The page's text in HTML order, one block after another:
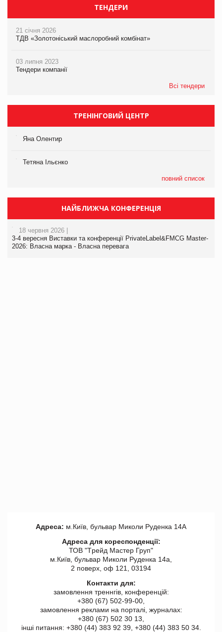
ТЕНДЕРИ
21 січня 2026
ТДВ «Золотоніський маслоробний комбінат»
03 липня 2023
Тендери компанії
Всі тендери
ТРЕНІНГОВИЙ ЦЕНТР
Яна Олентир
Тетяна Ільєнко
повний список
НАЙБЛИЖЧА КОНФЕРЕНЦІЯ
18 червня 2026 |
3-4 вересня Виставки та конференції PrivateLabel&FMCG Master-
2026: Власна марка - Власна перевага
Адреса: м.Київ, бульвар Миколи Руденка 14А
Адреса для кореспонденції:
ТОВ "Tрейд Мастер Груп"
м.Київ, бульвар Миколи Руденка 14а,
2 поверх, оф 121, 03194
Контакти для:
замовлення треннгів, конференцій:
+380 (67) 502-99-00,
замовлення реклами на порталі, журналах:
+380 (67) 502 30 13,
інші питання: +380 (44) 383 92 39, +380 (44) 383 50 34.